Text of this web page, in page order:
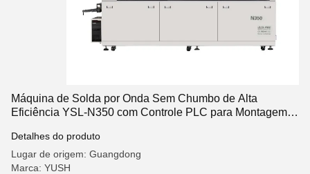
Máquina de Solda por Onda Sem Chumbo de Alta
Eficiência YSL-N350 com Controle PLC para Montagem
Detalhes do produto
Lugar de origem: Guangdong
Marca: YUSH